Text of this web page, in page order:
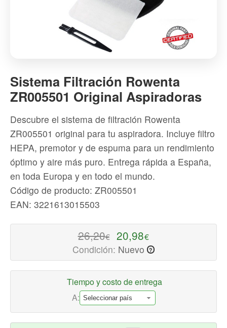
Filtración
Rowenta
ZR005501
Original
Aspiradoras
-
Alta
calidad
Recambios
Aspiradoras
Disponible
Sistema Filtración Rowenta
ZR005501 Original Aspiradoras
Descubre el sistema de filtración Rowenta
ZR005501 original para tu aspiradora. Incluye filtro
HEPA, premotor y de espuma para un rendimiento
óptimo y aire más puro. Entrega rápida a España,
en toda Europa y en todo el mundo.
Código de producto: ZR005501
EAN: 3221613015503
26,20€ 20,98€
Condición: Nuevo ?
Tiempo y costo de entrega
A: